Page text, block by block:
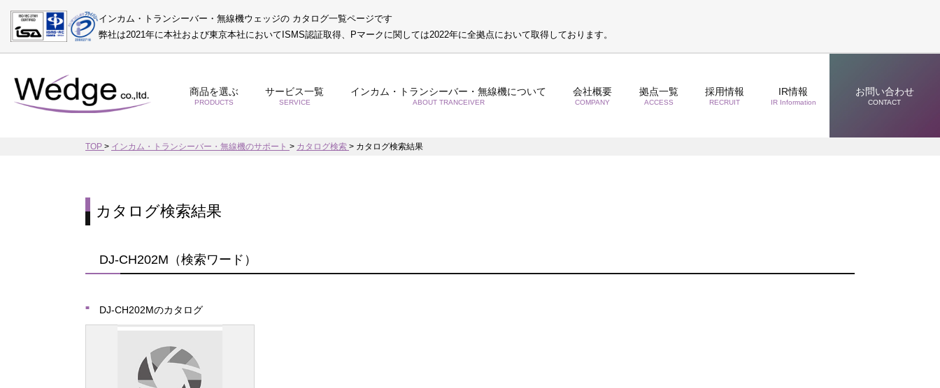
インカム・トランシーバー・無線機ウェッジの カタログ一覧ページです
弊社は2021年に本社および東京本社においてISMS認証取得、Pマークに関しては2022年に全拠点において取得しております。
商品を選ぶ
PRODUCTS
サービス一覧
SERVICE
インカム・トランシーバー・無線機について
ABOUT TRANCEIVER
会社概要
COMPANY
拠点一覧
ACCESS
採用情報
RECRUIT
IR情報
IR Information
お問い合わせ
CONTACT
TOP > インカム・トランシーバー・無線機のサポート > カタログ検索 > カタログ検索結果
カタログ検索結果
DJ-CH202M（検索ワード）
DJ-CH202Mのカタログ